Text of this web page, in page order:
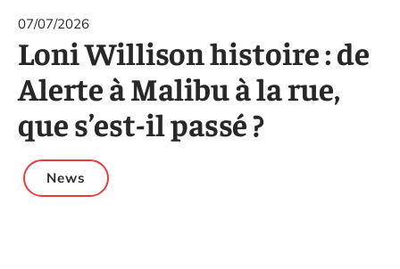
07/07/2026
Loni Willison histoire : de
Alerte à Malibu à la rue,
que s’est-il passé ?
News